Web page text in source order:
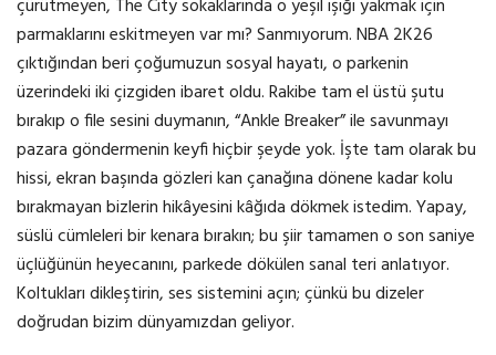
çürütmeyen, The City sokaklarında o yeşil ışığı yakmak için
parmaklarını eskitmeyen var mı? Sanmıyorum. NBA 2K26
çıktığından beri çoğumuzun sosyal hayatı, o parkenin
üzerindeki iki çizgiden ibaret oldu. Rakibe tam el üstü şutu
bırakıp o file sesini duymanın, “Ankle Breaker” ile savunmayı
pazara göndermenin keyfi hiçbir şeyde yok. İşte tam olarak bu
hissi, ekran başında gözleri kan çanağına dönene kadar kolu
bırakmayan bizlerin hikâyesini kâğıda dökmek istedim. Yapay,
süslü cümleleri bir kenara bırakın; bu şiir tamamen o son saniye
üçlüğünün heyecanını, parkede dökülen sanal teri anlatıyor.
Koltukları dikleştirin, ses sistemini açın; çünkü bu dizeler
doğrudan bizim dünyamızdan geliyor.